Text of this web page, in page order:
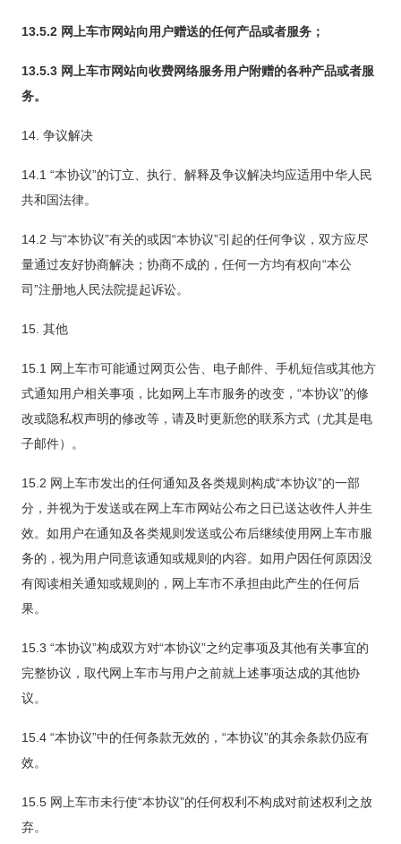
13.5.2 网上车市网站向用户赠送的任何产品或者服务；
13.5.3 网上车市网站向收费网络服务用户附赠的各种产品或者服
务。
14. 争议解决
14.1 “本协议”的订立、执行、解释及争议解决均应适用中华人民
共和国法律。
14.2 与“本协议”有关的或因“本协议”引起的任何争议，双方应尽
量通过友好协商解决；协商不成的，任何一方均有权向“本公
司”注册地人民法院提起诉讼。
15. 其他
15.1 网上车市可能通过网页公告、电子邮件、手机短信或其他方
式通知用户相关事项，比如网上车市服务的改变，“本协议”的修
改或隐私权声明的修改等，请及时更新您的联系方式（尤其是电
子邮件）。
15.2 网上车市发出的任何通知及各类规则构成“本协议”的一部
分，并视为于发送或在网上车市网站公布之日已送达收件人并生
效。如用户在通知及各类规则发送或公布后继续使用网上车市服
务的，视为用户同意该通知或规则的内容。如用户因任何原因没
有阅读相关通知或规则的，网上车市不承担由此产生的任何后
果。
15.3 “本协议”构成双方对“本协议”之约定事项及其他有关事宜的
完整协议，取代网上车市与用户之前就上述事项达成的其他协
议。
15.4 “本协议”中的任何条款无效的，“本协议”的其余条款仍应有
效。
15.5 网上车市未行使“本协议”的任何权利不构成对前述权利之放
弃。